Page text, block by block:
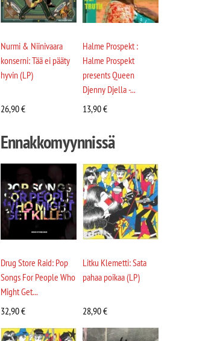
Nurmi & Niinivaara
konserni: Tää ei pääty
hyvin (LP)
26,90€
Halme Prospekt :
Halme Prospekt
presents Queen
Djenny Djella -...
13,90€
Ennakkomyynnissä
Drug Store Raid: Pop
Songs For People Who
Might Get...
32,90€
Litku Klemetti: Sata
pahaa poikaa (LP)
28,90€